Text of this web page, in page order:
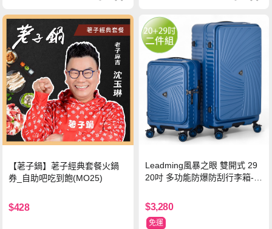
【荖子鍋】荖子經典套餐火鍋
券_自助吧吃到飽(MO25)
$428
Leadming風暴之眼 雙開式 29
20吋 多功能防爆防刮行李箱-海
$3,280
免運